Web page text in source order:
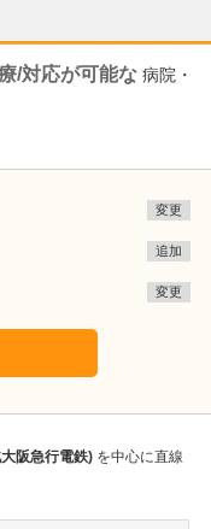
/対応が可能な 病院・
変更
追加
変更
阪急行電鉄) を中心に直線